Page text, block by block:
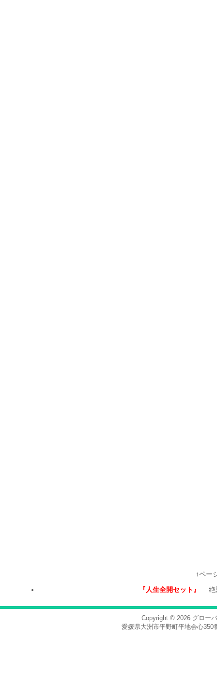
↑ペー
『人生全開セット』
絶
Copyright © 2026 グロー
愛媛県大洲市平野町平地会心